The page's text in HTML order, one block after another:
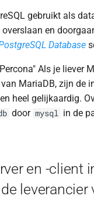
Server
gebruikt als
overslaan en
Database
Als je liever
MariaDB, zijn de
heel gelijkaardig.
door mysql in de
en -client
leverancier